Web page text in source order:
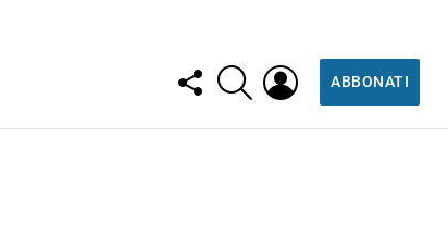
FOLLOW
US
SEARCH LOGIN
ABBONATI